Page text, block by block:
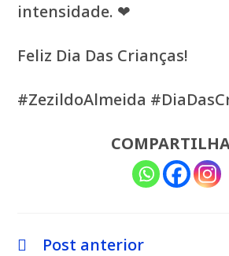
intensidade. ❤
Feliz Dia Das Crianças!
#ZezildoAlmeida
Leia
Post anterior